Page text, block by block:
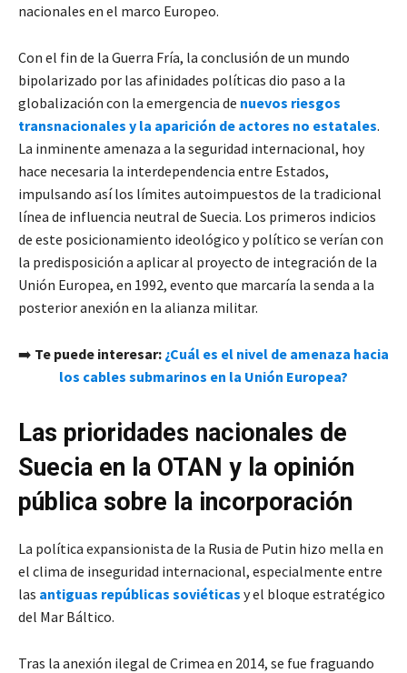
nacionales en el marco Europeo.
Con el fin de la Guerra Fría, la conclusión de un mundo
bipolarizado por las afinidades políticas dio paso a la
globalización con la emergencia de nuevos riesgos
transnacionales y la aparición de actores no estatales.
La inminente amenaza a la seguridad internacional, hoy
hace necesaria la interdependencia entre Estados,
impulsando así los límites autoimpuestos de la tradicional
línea de influencia neutral de Suecia. Los primeros indicios
de este posicionamiento ideológico y político se verían con
la predisposición a aplicar al proyecto de integración de la
Unión Europea, en 1992, evento que marcaría la senda a la
posterior anexión en la alianza militar.
➡️ Te puede interesar: ¿Cuál es el nivel de amenaza hacia
los cables submarinos en la Unión Europea?
Las prioridades nacionales de
Suecia en la OTAN y la opinión
pública sobre la incorporación
La política expansionista de la Rusia de Putin hizo mella en
el clima de inseguridad internacional, especialmente entre
las antiguas repúblicas soviéticas y el bloque estratégico
del Mar Báltico.
Tras la anexión ilegal de Crimea en 2014, se fue fraguando